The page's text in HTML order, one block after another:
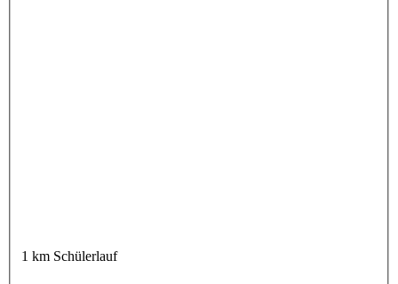
1 km Schülerlauf